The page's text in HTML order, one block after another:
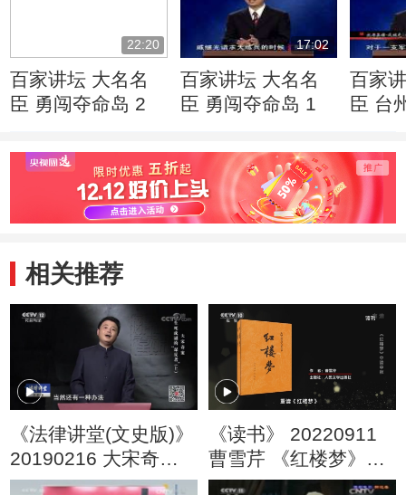
22:20
百家讲坛 大名名
臣 勇闯夺命岛 2
17:02
百家讲坛 大名名
臣 勇闯夺命岛 1
百家
臣 台
相关推荐
《法律讲堂(文史版)》
20190216 大宋奇案·
生死成谜的“谋反
《读书》 20220911
曹雪芹 《红楼梦》
《红楼梦》中读中秋